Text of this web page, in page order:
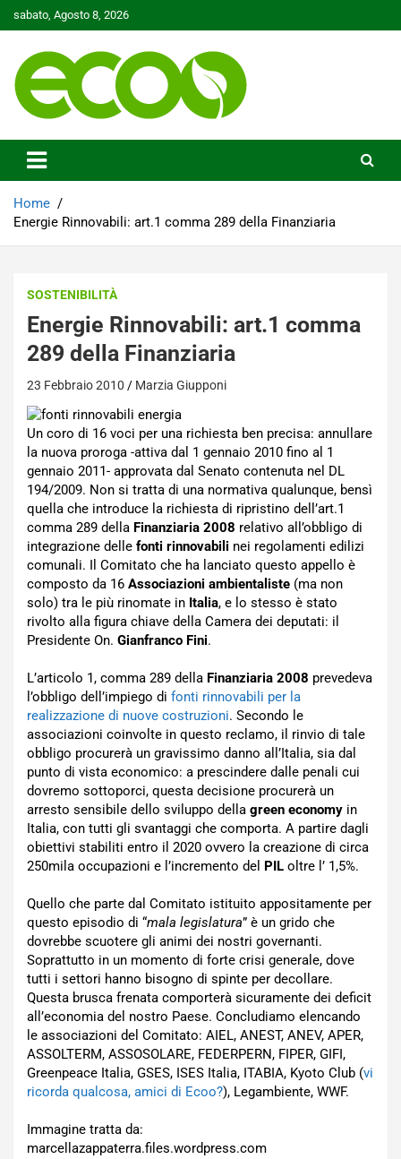
to
sabato, Agosto 8, 2026
Ecoo.it
Home
Energie Rinnovabili: art.1 comma 289 della Finanziaria
SOSTENIBILITÀ
Energie Rinnovabili: art.1 comma
289 della Finanziaria
23 Febbraio 2010 Marzia Giupponi
Un coro di 16 voci per una richiesta ben precisa: annullare
la nuova proroga -attiva dal 1 gennaio 2010 fino al 1
gennaio 2011- approvata dal Senato contenuta nel DL
194/2009. Non si tratta di una normativa qualunque, bensì
quella che introduce la richiesta di ripristino dell’art.1
comma 289 della Finanziaria 2008 relativo all’obbligo di
integrazione delle fonti rinnovabili nei regolamenti edilizi
comunali. Il Comitato che ha lanciato questo appello è
composto da 16 Associazioni ambientaliste (ma non
solo) tra le più rinomate in Italia, e lo stesso è stato
rivolto alla figura chiave della Camera dei deputati: il
Presidente On. Gianfranco Fini.
L’articolo 1, comma 289 della Finanziaria 2008 prevedeva
l’obbligo dell’impiego di fonti rinnovabili per la
realizzazione di nuove costruzioni. Secondo le
associazioni coinvolte in questo reclamo, il rinvio di tale
obbligo procurerà un gravissimo danno all’Italia, sia dal
punto di vista economico: a prescindere dalle penali cui
dovremo sottoporci, questa decisione procurerà un
arresto sensibile dello sviluppo della green economy in
Italia, con tutti gli svantaggi che comporta. A partire dagli
obiettivi stabiliti entro il 2020 ovvero la creazione di circa
250mila occupazioni e l’incremento del PIL oltre l’ 1,5%.
Quello che parte dal Comitato istituito appositamente per
questo episodio di “mala legislatura” è un grido che
dovrebbe scuotere gli animi dei nostri governanti.
Soprattutto in un momento di forte crisi generale, dove
tutti i settori hanno bisogno di spinte per decollare.
Questa brusca frenata comporterà sicuramente dei deficit
all’economia del nostro Paese. Concludiamo elencando
le associazioni del Comitato: AIEL, ANEST, ANEV, APER,
ASSOLTERM, ASSOSOLARE, FEDERPERN, FIPER, GIFI,
Greenpeace Italia, GSES, ISES Italia, ITABIA, Kyoto Club (vi
ricorda qualcosa, amici di Ecoo?), Legambiente, WWF.
Immagine tratta da:
marcellazappaterra.files.wordpress.com